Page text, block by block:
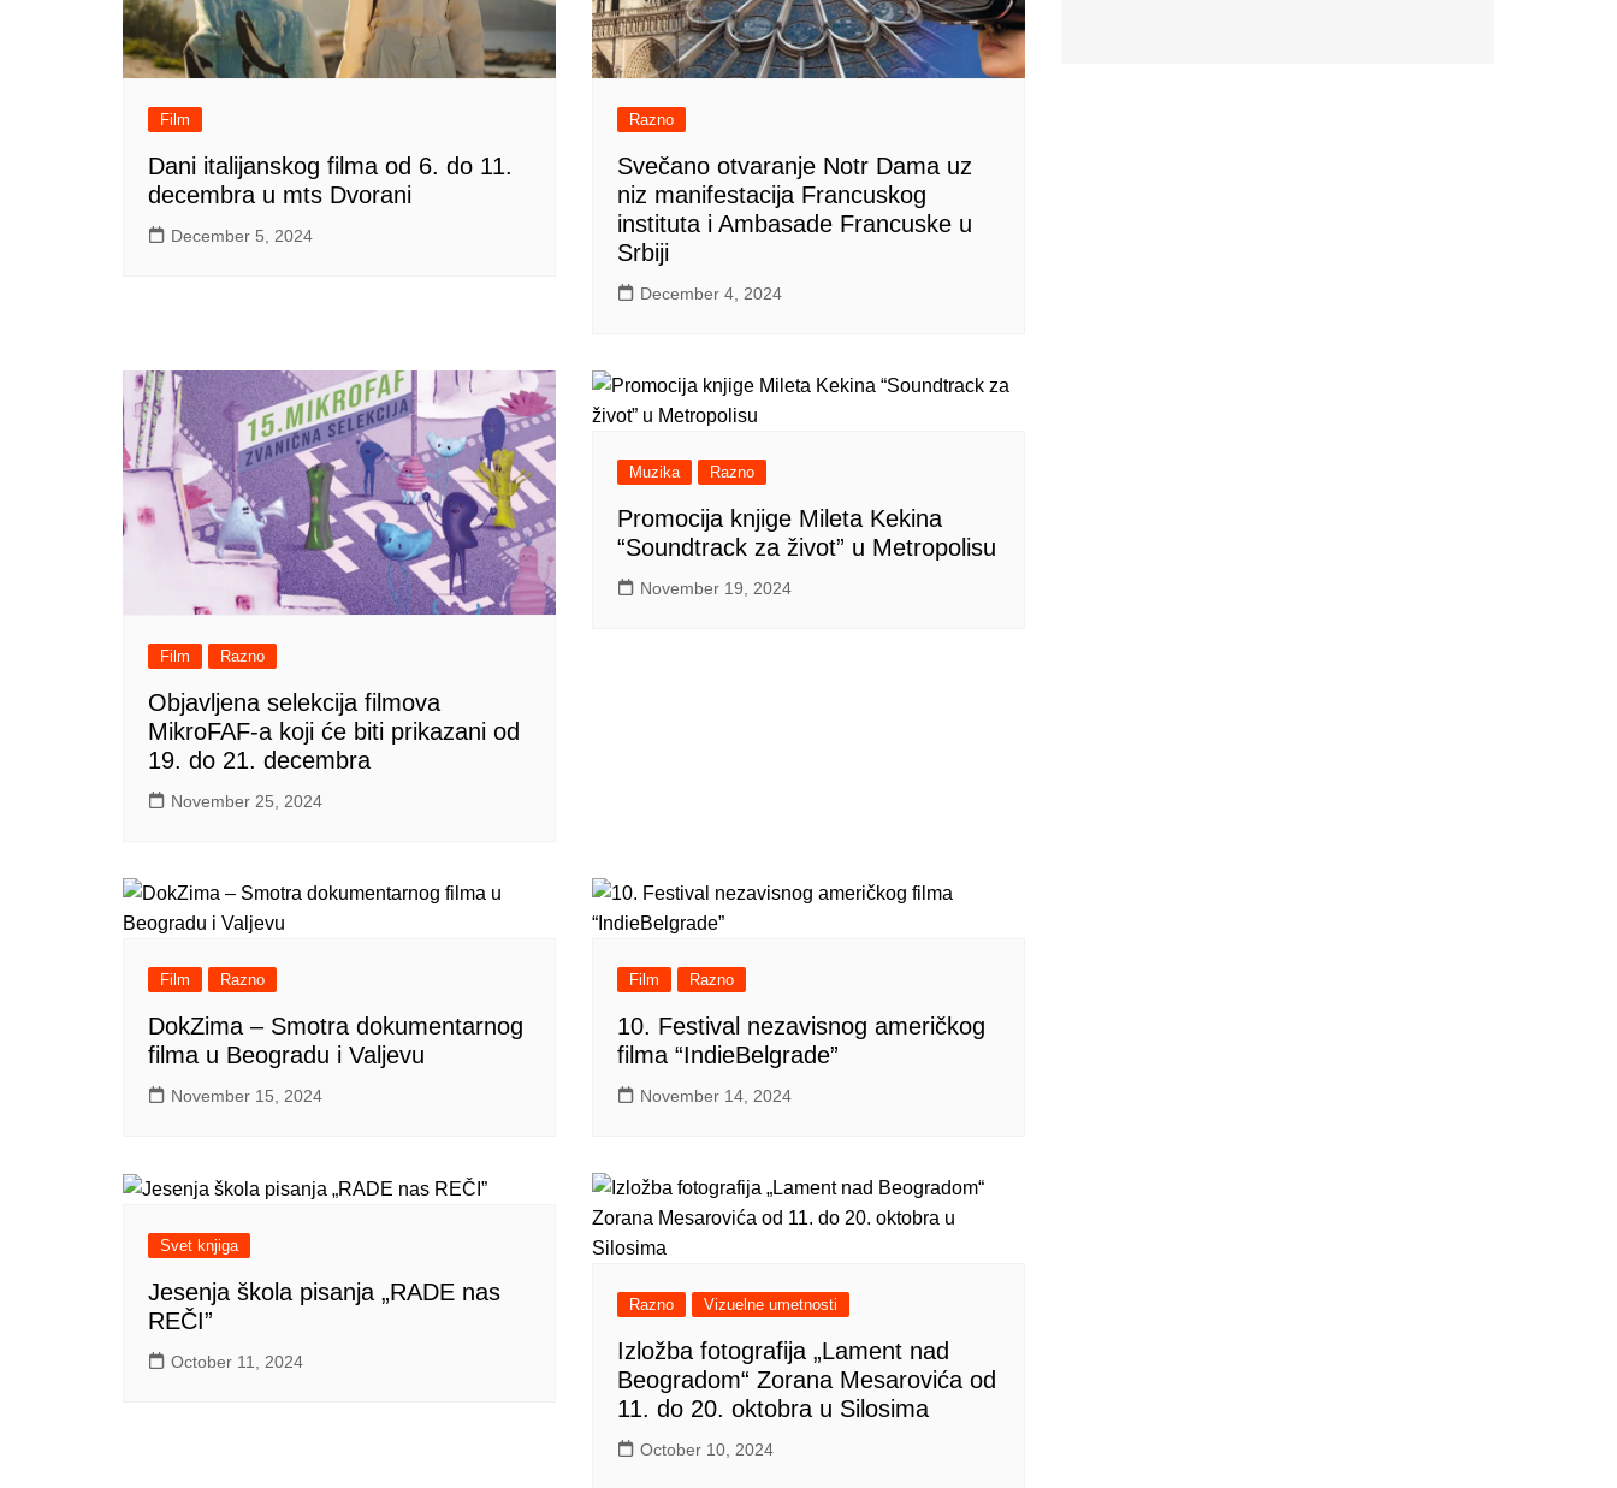
Film
Dani italijanskog filma od 6. do 11.
decembra u mts Dvorani
December 5, 2024
Razno
Svečano otvaranje Notr Dama uz
niz manifestacija Francuskog
instituta i Ambasade Francuske u
Srbiji
December 4, 2024
Film Razno
Objavljena selekcija filmova
MikroFAF-a koji će biti prikazani od
19. do 21. decembra
November 25, 2024
Muzika Razno
Promocija knjige Mileta Kekina
“Soundtrack za život” u Metropolisu
November 19, 2024
Film Razno
DokZima – Smotra dokumentarnog
filma u Beogradu i Valjevu
November 15, 2024
Film Razno
10. Festival nezavisnog američkog
filma “IndieBelgrade”
November 14, 2024
Svet knjiga
Jesenja škola pisanja „RADE nas
REČI”
October 11, 2024
Razno Vizuelne umetnosti
Izložba fotografija „Lament nad
Beogradom“ Zorana Mesarovića od
11. do 20. oktobra u Silosima
October 10, 2024